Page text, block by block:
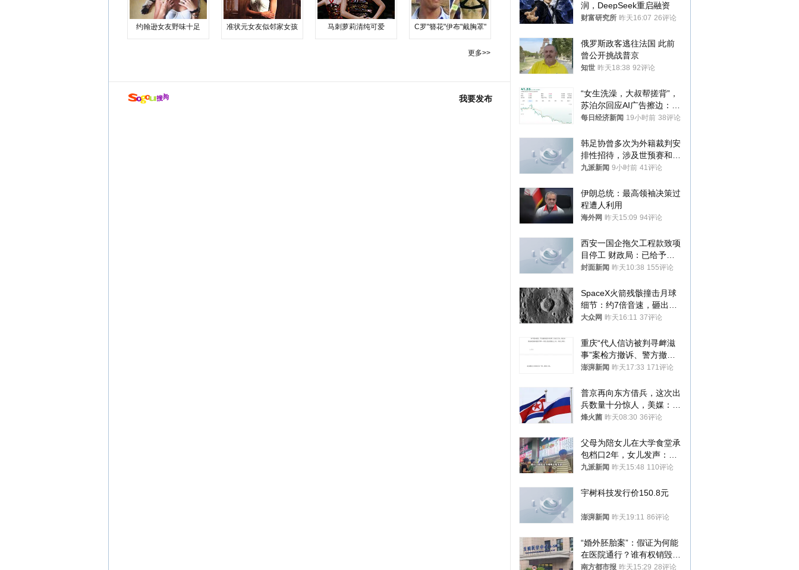
约翰逊女友野味十足 准状元女友似邻家女孩 马刺萝莉清纯可爱 C罗"簪花"伊布"戴胸罩"
更多>>
我要发布
润，DeepSeek重启融资
财富研究所 昨天16:07 26评论
俄罗斯政客逃往法国 此前
曾公开挑战普京
知世 昨天18:38 92评论
“女生洗澡，大叔帮搓背”，
苏泊尔回应AI广告擦边：视
频全下架，已强化内容管理
每日经济新闻 19小时前 38评论
韩足协曾多次为外籍裁判安
排性招待，涉及世预赛和奥
预赛，韩足协回应
九派新闻 9小时前 41评论
伊朗总统：最高领袖决策过
程遭人利用
海外网 昨天15:09 94评论
西安一国企拖欠工程款致项
目停工 财政局：已给予处
分，正督促整改
封面新闻 昨天10:38 155评论
SpaceX火箭残骸撞击月球
细节：约7倍音速，砸出直
径约30米撞击坑
大众网 昨天16:11 37评论
重庆“代人信访被判寻衅滋
事”案检方撤诉、警方撤
案，两被告人获国赔
澎湃新闻 昨天17:33 171评论
普京再向东方借兵，这次出
兵数量十分惊人，美媒：俄
朝要动真格？
烽火菌 昨天08:30 36评论
父母为陪女儿在大学食堂承
包档口2年，女儿发声：初
衷是为了陪伴，毕业后将不
九派新闻 昨天15:48 110评论
宇树科技发行价150.8元
澎湃新闻 昨天19:11 86评论
“婚外胚胎案”：假证为何能
在医院通行？谁有权销毁胚
胎？
南方都市报 昨天15:29 28评论